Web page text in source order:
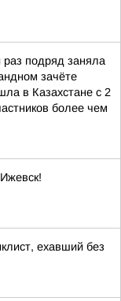
подряд заняла
зачёте
в Казахстане с 2
более чем
ехавший без